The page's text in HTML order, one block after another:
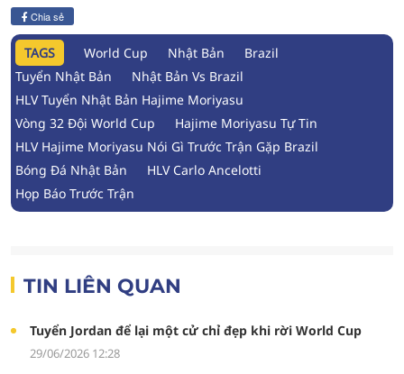
Chia sẻ
TAGS World Cup Nhật Bản
Brazil
Tuyển Nhật Bản
Nhật Bản Vs Brazil
HLV Tuyển Nhật Bản Hajime Moriyasu
Vòng 32 Đội World Cup
Hajime Moriyasu Tự Tin
HLV Hajime Moriyasu Nói Gì Trước Trận Gặp Brazil
Bóng Đá Nhật Bản
HLV Carlo Ancelotti
Họp Báo Trước Trận
TIN LIÊN QUAN
Tuyển Jordan để lại một cử chỉ đẹp khi rời World Cup
29/06/2026 12:28